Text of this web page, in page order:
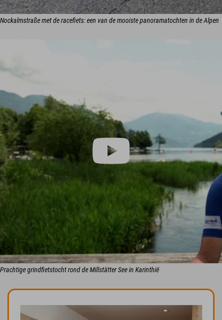
Nockalmstraße met de racefiets: een van de mooiste panoramatochten in de Alpen
Prachtige grindfietstocht rond de Millstätter See in Karinthië